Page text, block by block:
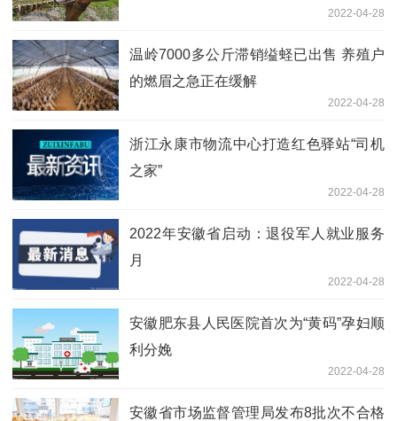
2022-04-28
温岭7000多公斤滞销缢蛏已出售 养殖户
的燃眉之急正在缓解
2022-04-28
浙江永康市物流中心打造红色驿站“司机
之家”
2022-04-28
2022年安徽省启动：退役军人就业服务
月
2022-04-28
安徽肥东县人民医院首次为“黄码”孕妇顺
利分娩
2022-04-28
安徽省市场监督管理局发布8批次不合格